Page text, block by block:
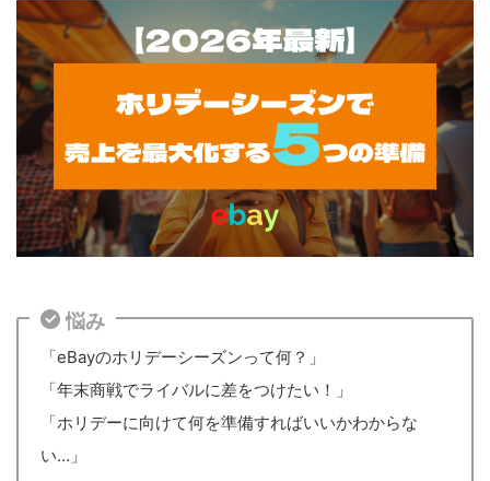
悩み
「eBayのホリデーシーズンって何？」
「年末商戦でライバルに差をつけたい！」
「ホリデーに向けて何を準備すればいいかわからな
い…」